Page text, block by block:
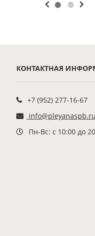
КОНТАКТНАЯ
+7 (952) 277-16-67
info@pleyanaspb.ru
Пн-Вс: с 10:00 до